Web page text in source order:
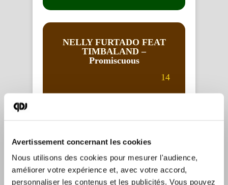
Avertissement concernant les cookies
Nous utilisons des cookies pour mesurer l'audience,
améliorer votre expérience et, avec votre accord,
personnaliser les contenus et les publicités. Vous pouvez
NELLY FURTADO FEAT
TIMBALAND –
Promiscuous
14
cohabite avec une production qui dénote par son
devenir l’étalon d’un modèle de pop urbaine
globale.